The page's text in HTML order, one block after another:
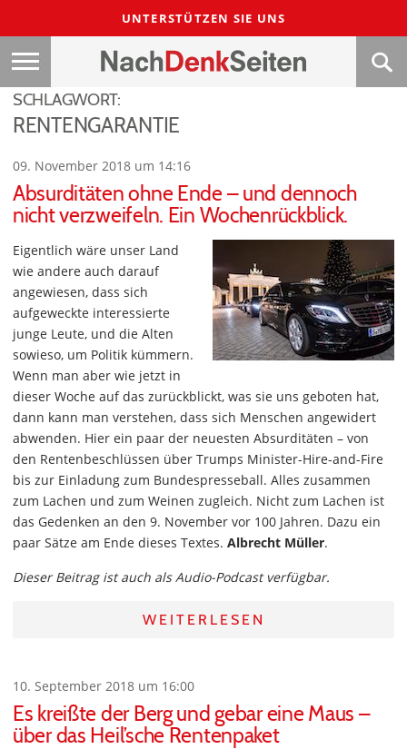
UNTERSTÜTZEN SIE UNS
SCHLAGWORT:
RENTENGARANTIE
09. November 2018 um 14:16
Absurditäten ohne Ende – und dennoch
nicht verzweifeln. Ein Wochenrückblick.
Eigentlich wäre unser Land
wie andere auch darauf
angewiesen, dass sich
aufgeweckte interessierte
junge Leute, und die Alten
sowieso, um Politik kümmern.
Wenn man aber wie jetzt in
dieser Woche auf das zurückblickt, was sie uns geboten hat,
dann kann man verstehen, dass sich Menschen angewidert
abwenden. Hier ein paar der neuesten Absurditäten – von
den Rentenbeschlüssen über Trumps Minister-Hire-and-Fire
bis zur Einladung zum Bundespresseball. Alles zusammen
zum Lachen und zum Weinen zugleich. Nicht zum Lachen ist
das Gedenken an den 9. November vor 100 Jahren. Dazu ein
paar Sätze am Ende dieses Textes. Albrecht Müller.
Dieser Beitrag ist auch als Audio-Podcast verfügbar.
WEITERLESEN
10. September 2018 um 16:00
Es kreißte der Berg und gebar eine Maus –
über das Heil’sche Rentenpaket